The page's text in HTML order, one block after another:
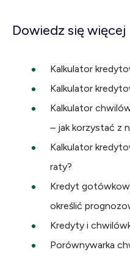
Dowiedz się więcej
Kalkulator
Kalkulator
Kalkulator
– jak korzystać z
Kalkulator
raty?
Kredyt
określić
Kredyty i
Porównywarka